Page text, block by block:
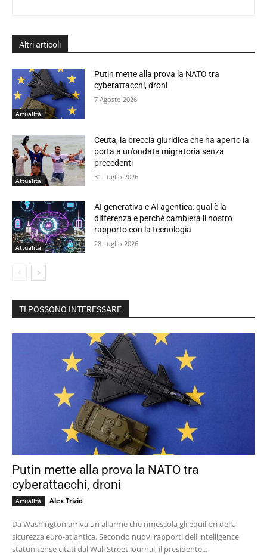
Altri articoli
Attualità
Putin mette alla prova la NATO tra
cyberattacchi, droni
7 Agosto 2026
Attualità
Ceuta, la breccia giuridica che ha aperto la
porta a un’ondata migratoria senza
precedenti
31 Luglio 2026
Attualità
AI generativa e AI agentica: qual è la
differenza e perché cambierà il nostro
rapporto con la tecnologia
28 Luglio 2026
TI POSSONO INTERESSARE
Putin mette alla prova la NATO tra
cyberattacchi, droni
Attualità Alex Trizio
Da Washington arriva un allarme che rimescola gli equilibri della
sicurezza euro-atlantica. Secondo nuovi rapporti dell'intelligence
statunitense citati dal Wall Street Journal, il presidente...